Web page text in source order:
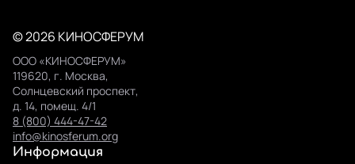
© 2026 КИНОСФЕРУМ
ООО «КИНОСФЕРУМ»
119620, г. Москва,
Солнцевский проспект,
д. 14, помещ. 4/1
8 (800) 444-47-42
info@kinosferum.org
Информация